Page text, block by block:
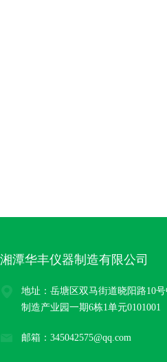
湘潭华丰仪器制造有限公司
地址：岳塘区双马街道晓阳路10
制造产业园一期6栋1单元0101001
邮箱：345042575@qq.com